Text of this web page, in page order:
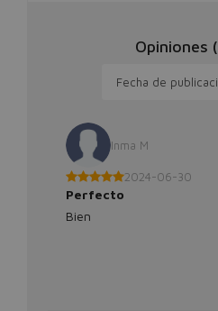
Opiniones (
Inma M
2024-06-30
Perfecto
Bien